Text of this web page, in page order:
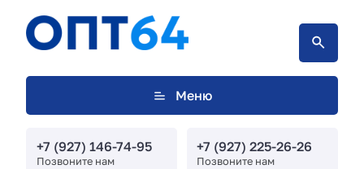
Меню
+7 (927) 146-74-95
Позвоните нам
+7 (927) 225-26-26
Позвоните нам